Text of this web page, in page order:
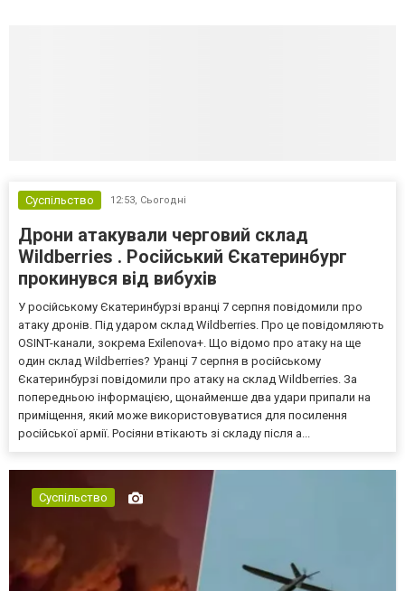
Суспільство 12:53, Сьогодні
Дрони атакували черговий склад
Wildberries . Російський Єкатеринбург
прокинувся від вибухів
У російському Єкатеринбурзі вранці 7 серпня повідомили про
атаку дронів. Під ударом склад Wildberries. Про це повідомляють
OSINT-канали, зокрема Exilenova+. Що відомо про атаку на ще
один склад Wildberries? Уранці 7 серпня в російському
Єкатеринбурзі повідомили про атаку на склад Wildberries. За
попередньою інформацією, щонайменше два удари припали на
приміщення, який може використовуватися для посилення
російської армії. Росіяни втікають зі складу після а...
Суспільство